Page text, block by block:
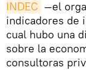
INDEC —el
indicadores de
cual hubo una
sobre la
consultoras